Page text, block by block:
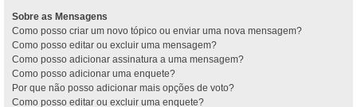
Sobre as Mensagens
Como posso criar um novo tópico ou enviar uma nova mensagem?
Como posso editar ou excluir uma mensagem?
Como posso adicionar assinatura a uma mensagem?
Como posso adicionar uma enquete?
Por que não posso adicionar mais opções de voto?
Como posso editar ou excluir uma enquete?